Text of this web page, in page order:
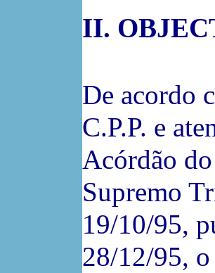
II.
De acordo
C.P.P. e
Acórdão
Supremo
19/10/95,
28/12/95,